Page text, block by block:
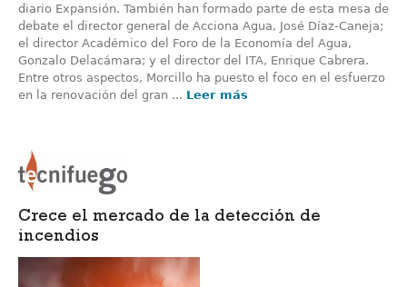
diario Expansión. También han formado parte de esta mesa de
debate el director general de Acciona Agua, José Díaz-Caneja;
el director Académico del Foro de la Economía del Agua,
Gonzalo Delacámara; y el director del ITA, Enrique Cabrera.
Entre otros aspectos, Morcillo ha puesto el foco en el esfuerzo
en la renovación del gran ... Leer más
Crece el mercado de la detección de
incendios